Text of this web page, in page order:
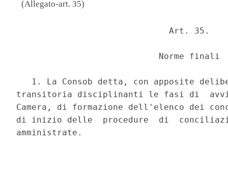
(Allegato-art. 35)
                              Art. 35.
                            Norme finali
1. La Consob detta, con apposite
transitoria disciplinanti le fasi di
Camera, di formazione dell'elenco dei
di inizio delle  procedure  di